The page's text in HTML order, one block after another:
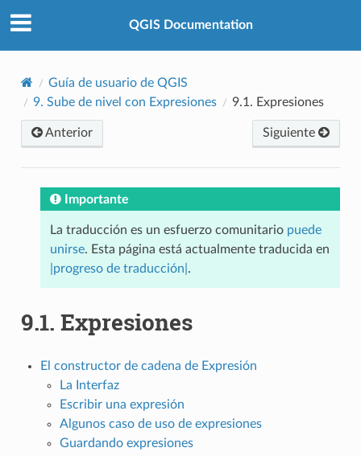
QGIS Documentation
Guía de usuario de QGIS
9. Sube de nivel con Expresiones 9.1. Expresiones
Anterior Siguiente
Importante
La traducción es un esfuerzo comunitario puede
unirse. Esta página está actualmente traducida en
|progreso de traducción| .
9.1. Expresiones
El constructor de cadena de Expresión
La Interfaz
Escribir una expresión
Algunos caso de uso de expresiones
Guardando expresiones